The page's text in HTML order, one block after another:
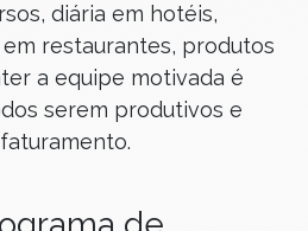
diária em hotéis,
restaurantes, produtos
a equipe motivada é
serem produtivos e